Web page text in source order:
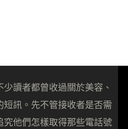
讀者都曾收過關於美容、
訊。先不管接收者是否需
究他們怎樣取得那些電話號